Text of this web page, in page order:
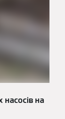
насосів на